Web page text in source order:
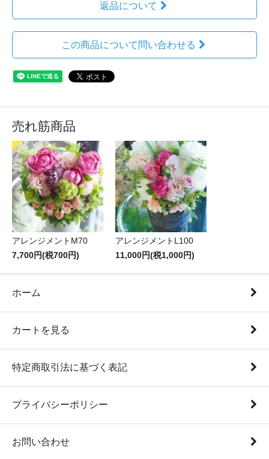
返品について
この商品について問い合わせる
売れ筋商品
アレンジメントM70
7,700円(税700円)
アレンジメントL100
11,000円(税1,000円)
ホーム
カートを見る
特定商取引法に基づく表記
プライバシーポリシー
お問い合わせ